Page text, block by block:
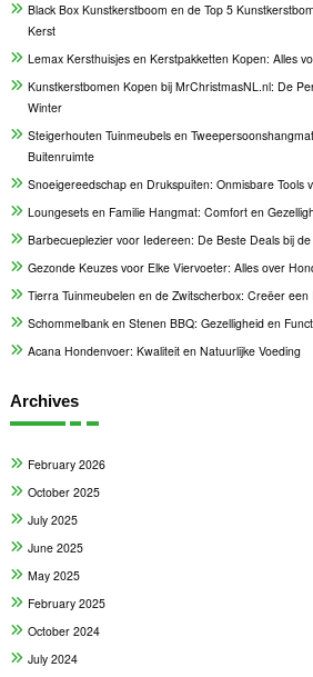
Black Box Kunstkerstboom en de Top 5
Kerst
Lemax Kersthuisjes en Kerstpakketten Kopen: Alles
Kunstkerstbomen Kopen bij MrChristmasNL.nl: De
Winter
Steigerhouten Tuinmeubels en
Buitenruimte
Snoeigereedschap en Drukspuiten: Onmisbare Tools
Loungesets en Familie Hangmat: Comfort en
Barbecueplezier voor Iedereen: De Beste Deals bij
Gezonde Keuzes voor Elke Viervoeter: Alles over
Tierra Tuinmeubelen en de Zwitscherbox: Creëer
Schommelbank en Stenen BBQ: Gezelligheid en
Acana Hondenvoer: Kwaliteit en Natuurlijke Voeding
Archives
February 2026
October 2025
July 2025
June 2025
May 2025
February 2025
October 2024
July 2024